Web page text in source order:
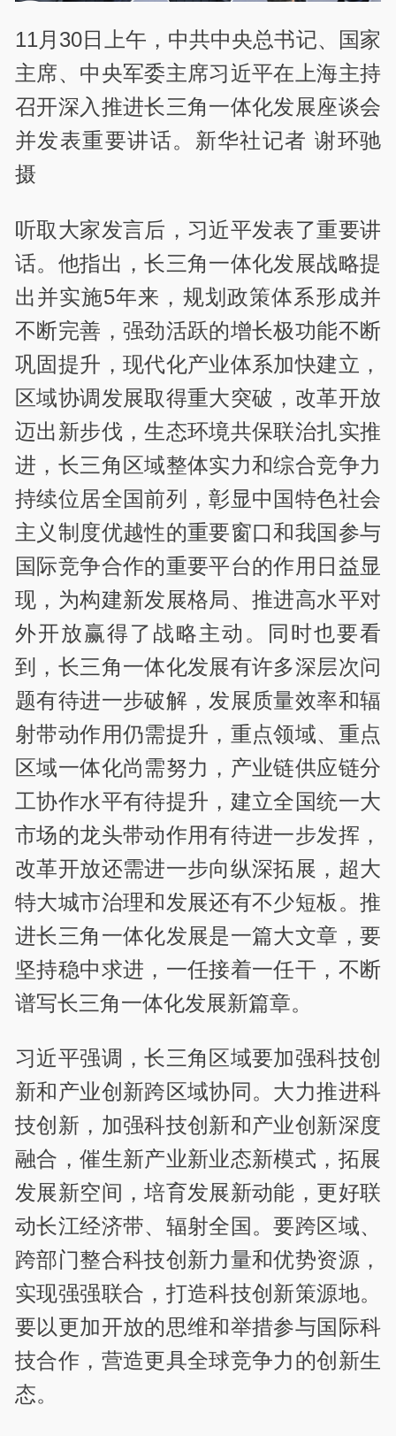
11月30日上午，中共中央总书记、国家
主席、中央军委主席习近平在上海主持
召开深入推进长三角一体化发展座谈会
并发表重要讲话。新华社记者 谢环驰
摄
听取大家发言后，习近平发表了重要讲
话。他指出，长三角一体化发展战略提
出并实施5年来，规划政策体系形成并
不断完善，强劲活跃的增长极功能不断
巩固提升，现代化产业体系加快建立，
区域协调发展取得重大突破，改革开放
迈出新步伐，生态环境共保联治扎实推
进，长三角区域整体实力和综合竞争力
持续位居全国前列，彰显中国特色社会
主义制度优越性的重要窗口和我国参与
国际竞争合作的重要平台的作用日益显
现，为构建新发展格局、推进高水平对
外开放赢得了战略主动。同时也要看
到，长三角一体化发展有许多深层次问
题有待进一步破解，发展质量效率和辐
射带动作用仍需提升，重点领域、重点
区域一体化尚需努力，产业链供应链分
工协作水平有待提升，建立全国统一大
市场的龙头带动作用有待进一步发挥，
改革开放还需进一步向纵深拓展，超大
特大城市治理和发展还有不少短板。推
进长三角一体化发展是一篇大文章，要
坚持稳中求进，一任接着一任干，不断
谱写长三角一体化发展新篇章。
习近平强调，长三角区域要加强科技创
新和产业创新跨区域协同。大力推进科
技创新，加强科技创新和产业创新深度
融合，催生新产业新业态新模式，拓展
发展新空间，培育发展新动能，更好联
动长江经济带、辐射全国。要跨区域、
跨部门整合科技创新力量和优势资源，
实现强强联合，打造科技创新策源地。
要以更加开放的思维和举措参与国际科
技合作，营造更具全球竞争力的创新生
态。